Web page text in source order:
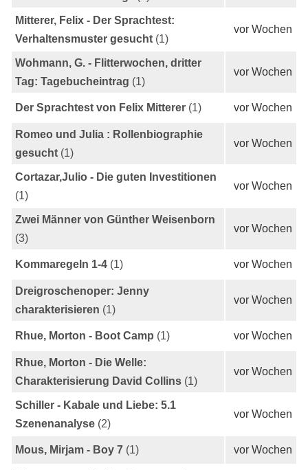
Mitterer, Felix - Der Sprachtest:
Verhaltensmuster gesucht (1)
vor Wochen
Wohmann, G. - Flitterwochen, dritter
Tag: Tagebucheintrag (1)
vor Wochen
Der Sprachtest von Felix Mitterer (1) vor Wochen
Romeo und Julia : Rollenbiographie
gesucht (1)
vor Wochen
Cortazar,Julio - Die guten Investitionen
(1)
vor Wochen
Zwei Männer von Günther Weisenborn
(3)
vor Wochen
Kommaregeln 1-4 (1) vor Wochen
Dreigroschenoper: Jenny
charakterisieren (1)
vor Wochen
Rhue, Morton - Boot Camp (1) vor Wochen
Rhue, Morton - Die Welle:
Charakterisierung David Collins (1)
vor Wochen
Schiller - Kabale und Liebe: 5.1
Szenenanalyse (2)
vor Wochen
Mous, Mirjam - Boy 7 (1) vor Wochen